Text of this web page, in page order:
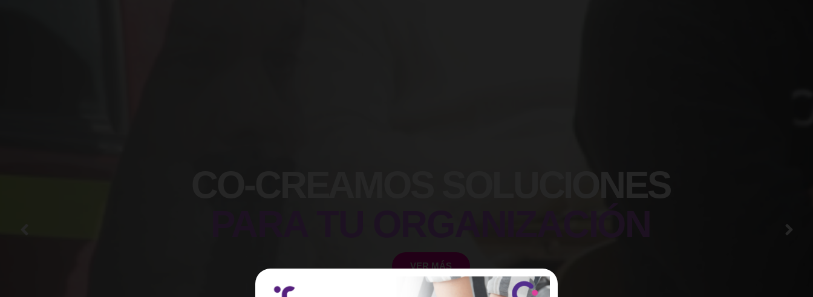
CO-CREAMOS SOLUCIONES
VER MÁS